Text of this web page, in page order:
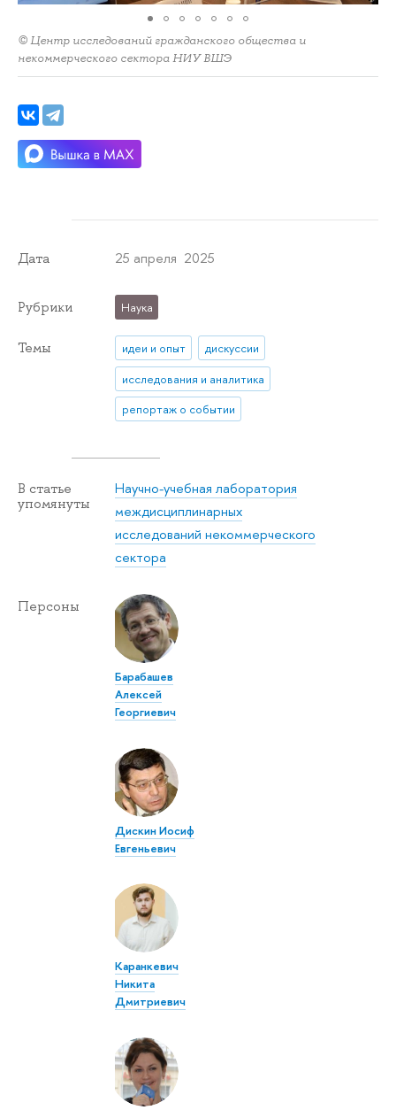
© Центр исследований гражданского общества и
некоммерческого сектора НИУ ВШЭ
Дата 25 апреля 2025
Рубрики Наука
Темы идеи и опыт
дискуссии
исследования и аналитика
репортаж о событии
В статье
упомянуты
Научно-учебная лаборатория
междисциплинарных
исследований некоммерческого
сектора
Персоны
Барабашев
Алексей
Георгиевич
Дискин Иосиф
Евгеньевич
Каранкевич
Никита
Дмитриевич